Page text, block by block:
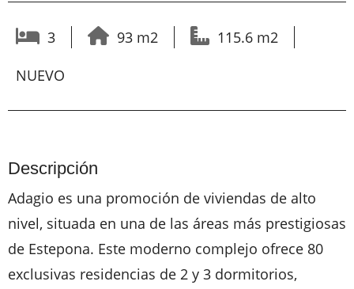
3 93 m2
115.6 m2
NUEVO
Descripción
Adagio es una promoción de viviendas de alto
nivel, situada en una de las áreas más prestigiosas
de Estepona. Este moderno complejo ofrece 80
exclusivas residencias de 2 y 3 dormitorios,